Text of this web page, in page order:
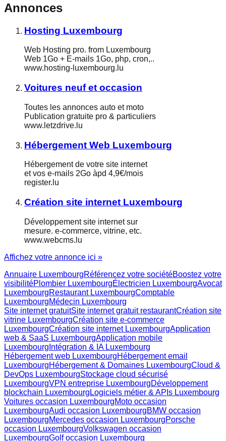
Annonces
Hosting Luxembourg
Web Hosting pro. from Luxembourg
Web 1Go + E-mails 1Go, php, cron,..
www.hosting-luxembourg.lu
Voitures neuf et occasion
Toutes les annonces auto et moto
Publication gratuite pro & particuliers
www.letzdrive.lu
Hébergement Web Luxembourg
Hébergement de votre site internet
et vos e-mails 2Go àpd 4,9€/mois
register.lu
Création site internet Luxembourg
Développement site internet sur
mesure. e-commerce, vitrine, etc.
www.webcms.lu
Affichez votre annonce ici »
Annuaire LuxembourgRéférencez votre sociétéBoostez votre
visibilitéPlombier LuxembourgÉlectricien LuxembourgAvocat
LuxembourgRestaurant LuxembourgComptable
LuxembourgMédecin Luxembourg
Site internet gratuitSite internet gratuit restaurantCréation site
vitrine LuxembourgCréation site e-commerce
LuxembourgCréation site internet LuxembourgApplication
web & SaaS LuxembourgApplication mobile
Luxembourg Intégration & IA Luxembourg
Hébergement web LuxembourgHébergement email
LuxembourgHébergement & Domaines LuxembourgCloud &
DevOps LuxembourgStockage cloud sécurisé
LuxembourgVPN entreprise LuxembourgDéveloppement
blockchain Luxembourg Logiciels métier & APIs Luxembourg
Voitures occasion LuxembourgMoto occasion
LuxembourgAudi occasion LuxembourgBMW occasion
LuxembourgMercedes occasion LuxembourgPorsche
occasion LuxembourgVolkswagen occasion
LuxembourgGolf occasion Luxembourg